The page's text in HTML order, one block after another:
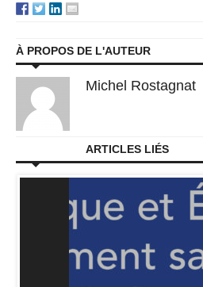
À PROPOS DE L'AUTEUR
Michel Rostagnat
ARTICLES LIÉS